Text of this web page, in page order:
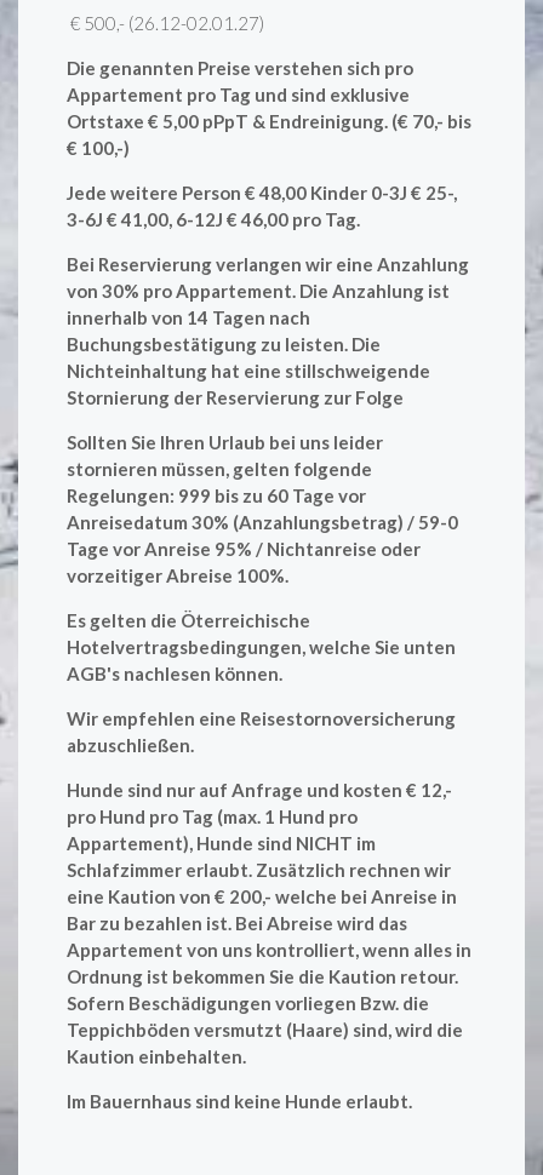
€ 500,- (26.12-02.01.27)
Die genannten Preise verstehen sich pro
Appartement pro Tag und sind exklusive
Ortstaxe € 5,00 pPpT & Endreinigung. (€ 70,- bis
€ 100,-)
Jede weitere Person € 48,00 Kinder 0-3J € 25-,
3-6J € 41,00, 6-12J € 46,00 pro Tag.
Bei Reservierung verlangen wir eine Anzahlung
von 30% pro Appartement. Die Anzahlung ist
innerhalb von 14 Tagen nach
Buchungsbestätigung zu leisten. Die
Nichteinhaltung hat eine stillschweigende
Stornierung der Reservierung zur Folge
Sollten Sie Ihren Urlaub bei uns leider
stornieren müssen, gelten folgende
Regelungen: 999 bis zu 60 Tage vor
Anreisedatum 30% (Anzahlungsbetrag) / 59-0
Tage vor Anreise 95% / Nichtanreise oder
vorzeitiger Abreise 100%.
Es gelten die Öterreichische
Hotelvertragsbedingungen, welche Sie unten
AGB's nachlesen können.
Wir empfehlen eine Reisestornoversicherung
abzuschließen.
Hunde sind nur auf Anfrage und kosten € 12,-
pro Hund pro Tag (max. 1 Hund pro
Appartement), Hunde sind NICHT im
Schlafzimmer erlaubt. Zusätzlich rechnen wir
eine Kaution von € 200,- welche bei Anreise in
Bar zu bezahlen ist. Bei Abreise wird das
Appartement von uns kontrolliert, wenn alles in
Ordnung ist bekommen Sie die Kaution retour.
Sofern Beschädigungen vorliegen Bzw. die
Teppichböden versmutzt (Haare) sind, wird die
Kaution einbehalten.
Im Bauernhaus sind keine Hunde erlaubt.